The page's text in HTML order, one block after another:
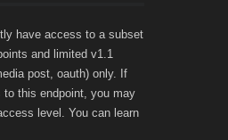
have access to a subset
and limited v1.1
post, oauth) only. If
to this endpoint, you may
level. You can learn